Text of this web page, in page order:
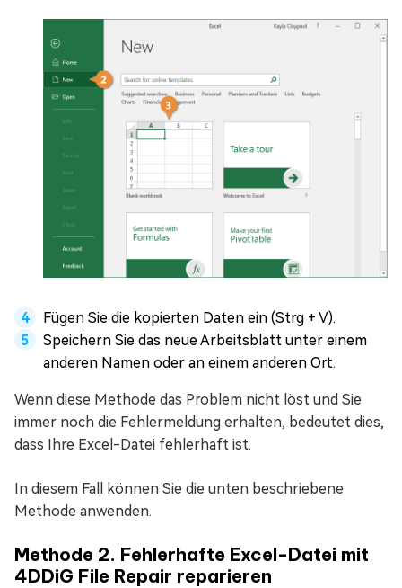
Fügen Sie die kopierten Daten ein (Strg + V).
Speichern Sie das neue Arbeitsblatt unter einem
anderen Namen oder an einem anderen Ort.
Wenn diese Methode das Problem nicht löst und Sie
immer noch die Fehlermeldung erhalten, bedeutet dies,
dass Ihre Excel-Datei fehlerhaft ist.
In diesem Fall können Sie die unten beschriebene
Methode anwenden.
Methode 2. Fehlerhafte Excel-Datei mit
4DDiG File Repair reparieren